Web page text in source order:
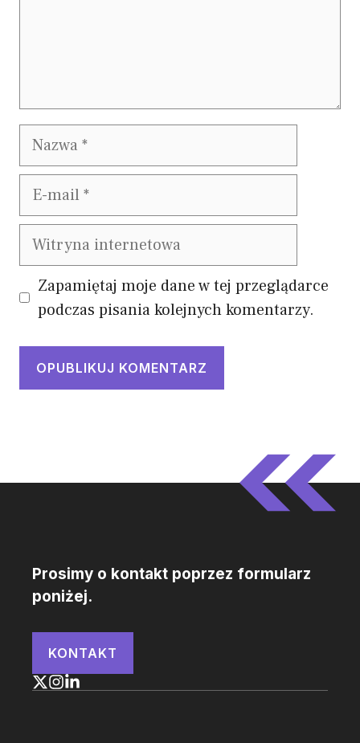
Nazwa
E-
Witryna
internetowa
Zapamiętaj moje dane w tej przeglądarce
podczas pisania kolejnych komentarzy.
Prosimy o kontakt poprzez formularz
poniżej.
KONTAKT